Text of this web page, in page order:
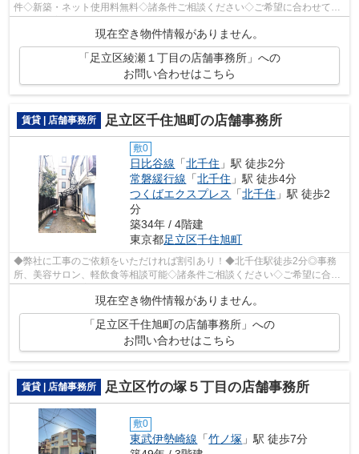
件◇新築・ネット使用料無料◇諸条件ご相談ください◇ご希望に合わせて物
現在空き物件情報がありません。
「足立区綾瀬１丁目の店舗事務所」への
お問い合わせはこちら
賃貸 | 店舗事務所 足立区千住旭町の店舗事務所
敷0
日比谷線 「北千住 」駅 徒歩2分
常磐緩行線 「北千住 」駅 徒歩4分
つくばエクスプレス
「北千住 」駅 徒歩2
分
築34年 / 4階建
東京都足立区千住旭町
◆弊社に工事のご依頼をいただければ割引あり！◆北千住駅徒歩2分◎事務
所、美容サロン、軽飲食等相談可能◇諸条件ご相談ください◇ご希望に合わ
せて物件のご提案が可能です◇お気軽にお問い...
現在空き物件情報がありません。
「足立区千住旭町の店舗事務所」への
お問い合わせはこちら
賃貸 | 店舗事務所 足立区竹の塚５丁目の店舗事務所
敷0
東武伊勢崎線 「竹ノ塚 」駅 徒歩7分